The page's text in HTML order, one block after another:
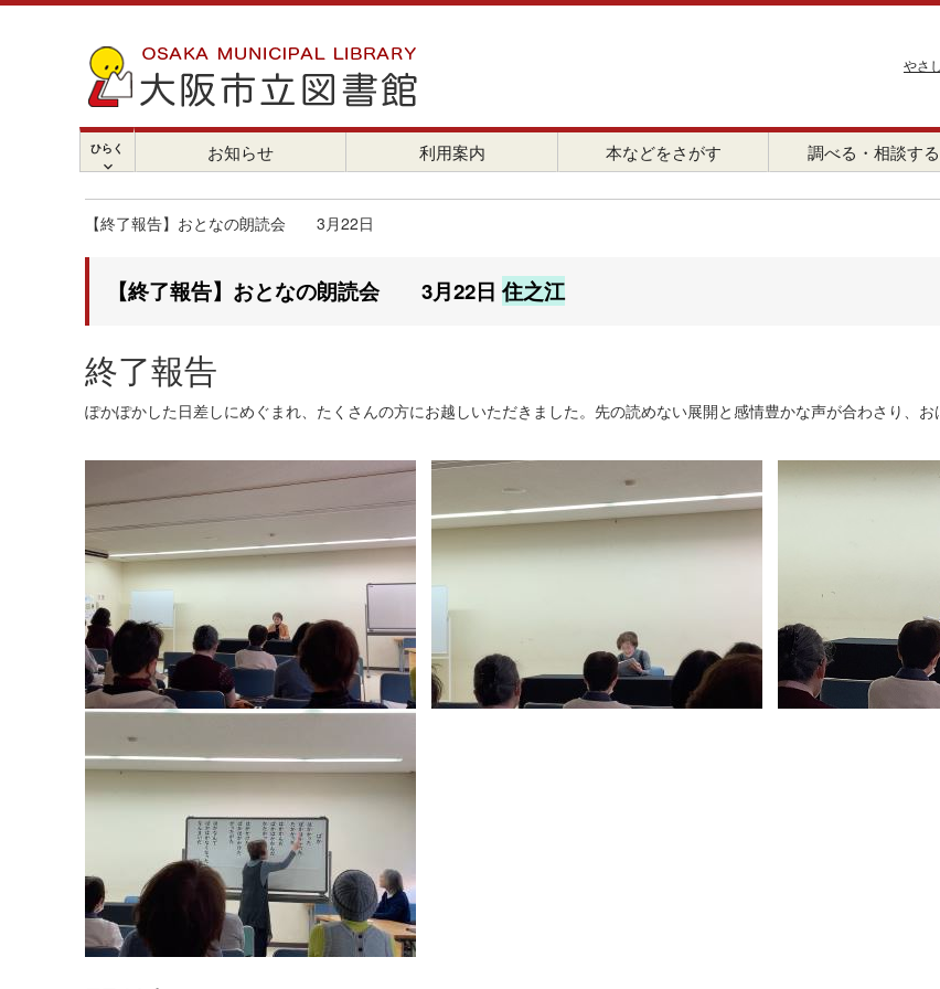
やさ
ひらく
chevron_right
お知らせ 利用案内 本などをさがす 調べる・相談する
【終了報告】おとなの朗読会 3月22日
【終了報告】おとなの朗読会 3月22日 住之江
終了報告
ぽかぽかした日差しにめぐまれ、たくさんの方にお越しいただきました。先の読めない展開と感情豊かな声が合わさり、お